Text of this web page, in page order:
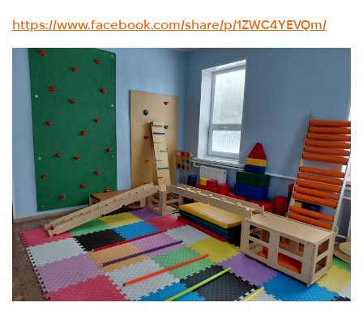
https://www.facebook.com/share/p/1ZWC4YEVQm/